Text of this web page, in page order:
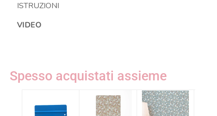
ISTRUZIONI
VIDEO
Spesso acquistati assieme